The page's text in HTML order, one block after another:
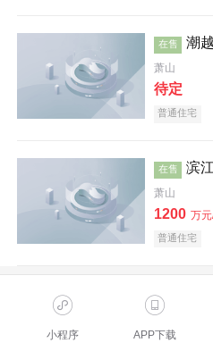
在售 潮
萧山
待定
普通住宅
在售 滨
萧山
1200 万
普通住宅
小程序 APP下载